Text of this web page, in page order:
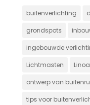
buitenverlichting
grondspots
ingebouwde
Lichtmasten
ontwerp van
tips voor